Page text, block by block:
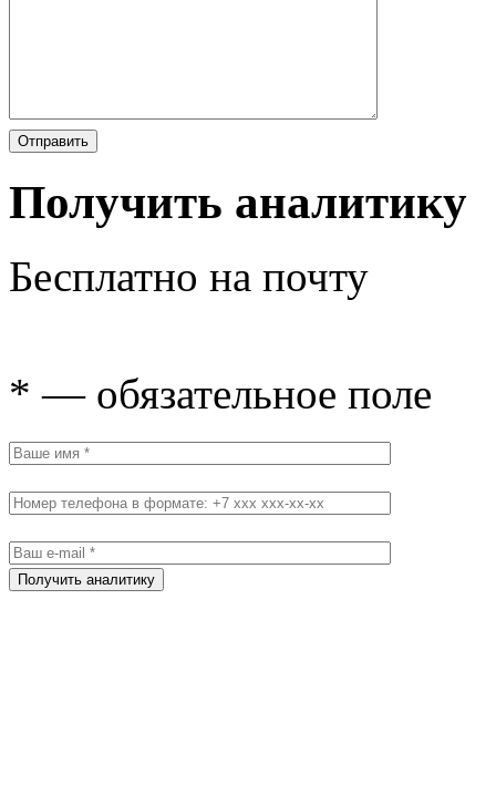
Получить аналитику
Бесплатно на почту
* — обязательное поле